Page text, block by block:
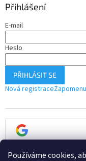
Používáme cookies,
Přihlášení
E-mail
Heslo
PŘIHLÁSIT SE
Nová registrace